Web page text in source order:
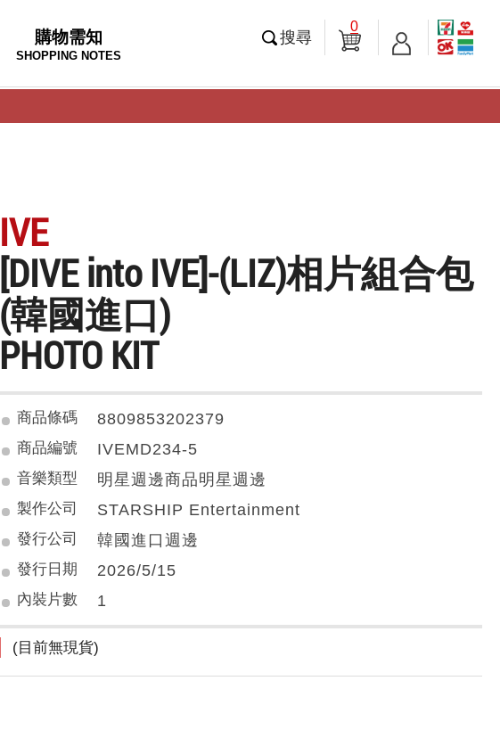
購物需知
SHOPPING NOTES
搜尋
0
IVE
[DIVE into IVE]-(LIZ)相片組合包
(韓國進口)
PHOTO KIT
商品條碼 8809853202379
商品編號 IVEMD234-5
音樂類型 明星週邊商品明星週邊
製作公司 STARSHIP Entertainment
發行公司 韓國進口週邊
發行日期 2026/5/15
內裝片數 1
(目前無現貨)